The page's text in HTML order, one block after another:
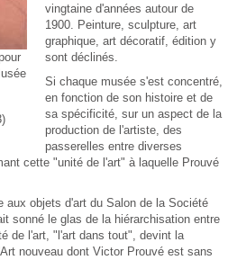
vingtaine d'années autour de
1900. Peinture, sculpture, art
graphique, art décoratif, édition y
sont déclinés.
Si chaque musée s'est concentré,
en fonction de son histoire et de
sa spécificité, sur un aspect de la
production de l'artiste, des
passerelles entre diverses
cette "unité de l'art" à laquelle Prouvé
aux objets d'art du Salon de la Société
sonné le glas de la hiérarchisation entre
de l'art, "l'art dans tout", devint la
nouveau dont Victor Prouvé est sans